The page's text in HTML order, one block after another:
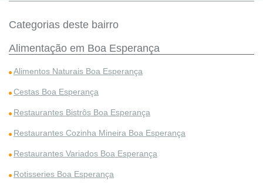
Categorias deste bairro
Alimentação em Boa Esperança
Alimentos Naturais Boa Esperança
Cestas Boa Esperança
Restaurantes Bistrôs Boa Esperança
Restaurantes Cozinha Mineira Boa Esperança
Restaurantes Variados Boa Esperança
Rotisseries Boa Esperança